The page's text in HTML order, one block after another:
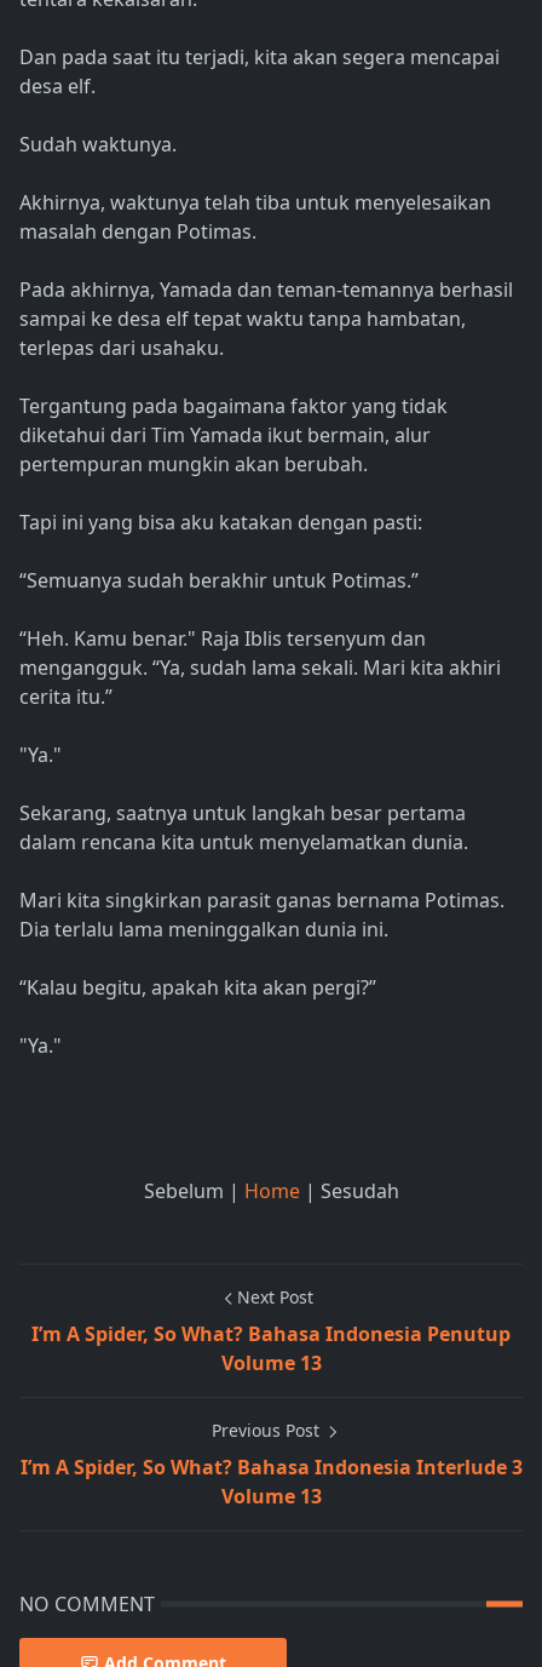
Dan pada saat itu terjadi, kita akan segera mencapai
desa elf.
Sudah waktunya.
Akhirnya, waktunya telah tiba untuk menyelesaikan
masalah dengan Potimas.
Pada akhirnya, Yamada dan teman-temannya berhasil
sampai ke desa elf tepat waktu tanpa hambatan,
terlepas dari usahaku.
Tergantung pada bagaimana faktor yang tidak
diketahui dari Tim Yamada ikut bermain, alur
pertempuran mungkin akan berubah.
Tapi ini yang bisa aku katakan dengan pasti:
“Semuanya sudah berakhir untuk Potimas.”
“Heh. Kamu benar." Raja Iblis tersenyum dan
mengangguk. “Ya, sudah lama sekali. Mari kita akhiri
cerita itu.”
"Ya."
Sekarang, saatnya untuk langkah besar pertama
dalam rencana kita untuk menyelamatkan dunia.
Mari kita singkirkan parasit ganas bernama Potimas.
Dia terlalu lama meninggalkan dunia ini.
“Kalau begitu, apakah kita akan pergi?”
"Ya."
Sebelum | Home | Sesudah
Next Post
I’m A Spider, So What? Bahasa Indonesia Penutup
Volume 13
Previous Post
I’m A Spider, So What? Bahasa Indonesia Interlude 3
Volume 13
NO COMMENT